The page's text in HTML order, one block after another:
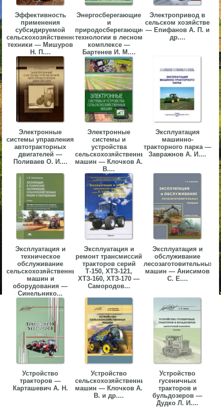
Эффективность
применения
субсидируемой
сельскохозяйственной
техники — Мишуров
Н. П....
Энергосберегающие
и
природосберегающие
технологии в лесном
комплексе —
Бартенев И. М....
Электропривод в
сельском хозяйстве
— Епифанов А. П. и
др....
Электронные
системы управления
автотракторных
двигателей —
Поливаев О. И....
Электронные
системы и
устройства
сельскохозяйственных
машин — Клочков А.
В....
Эксплуатация
машинно-
тракторного парка —
Завражнов А. И....
Эксплуатация и
техническое
обслуживание
сельскохозяйственных
машин и
оборудования —
Синельнико...
Эксплуатация и
ремонт трансмиссий
тракторов серий
Т-150, ХТЗ-121,
ХТЗ-160, ХТЗ-170 —
Самородов...
Эксплуатация и
обслуживание
лесозаготовительных
машин — Анисимов
С. Е....
Устройство
тракторов —
Карташевич А. Н.
Устройство
сельскохозяйственных
машин — Клочков А.
В. и др....
Устройство
гусеничных
тракторов и
бульдозеров —
Дудко Л. И....
▼
▼
▼